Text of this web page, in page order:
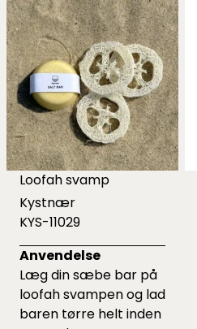
Loofah svamp
Kystnær
KYS-11029
Anvendelse
Læg din sæbe bar på
loofah svampen og lad
baren tørre helt inden